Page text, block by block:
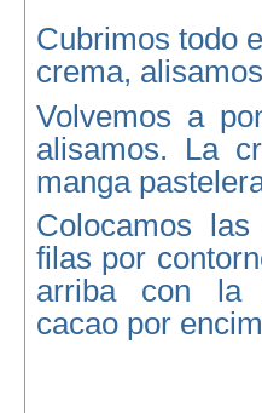
Cubrimos todo
crema,
Volvemos a
alisamos. La
manga
Colocamos
filas por
arriba con la
cacao por